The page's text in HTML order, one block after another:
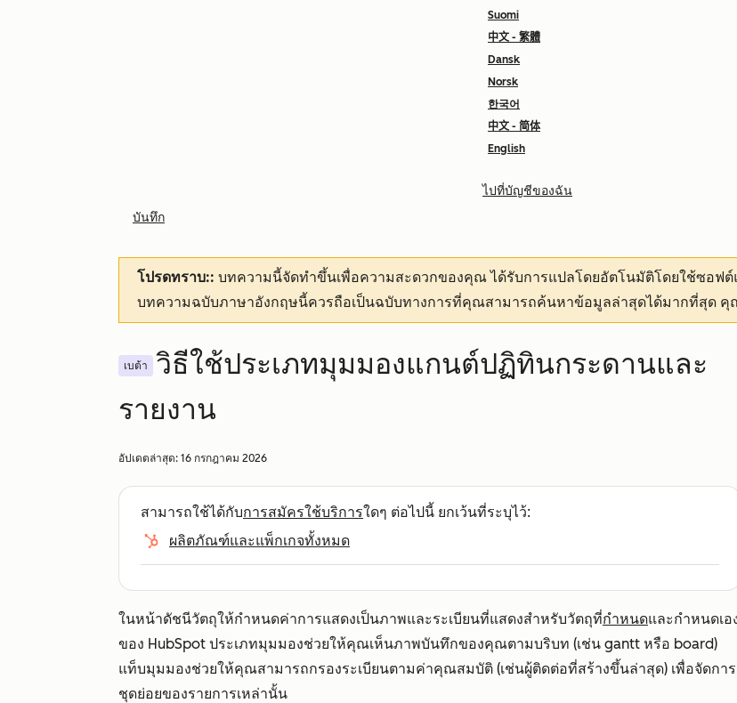
Suomi
中文 - 繁體
Dansk
Norsk
한국어
中文 - 简体
English
ไปที่บัญชีของฉัน
บันทึก
โปรดทราบ:: บทความนี้จัดทำขึ้นเพื่อความสะดวกของคุณได้รับการแปลโดยอัตโนมัติโดยใช้ซอฟ
บทความฉบับภาษาอังกฤษนี้ควรถือเป็นฉบับทางการที่คุณสามารถค้นหาข้อมูลล่าสุดได้มากที่สุด คุ
เบต้า
วิธีใช้ประเภทมุมมองแกนต์ปฏิทินกระดานและ
รายงาน
อัปเดตล่าสุด: 16 กรกฎาคม 2026
สามารถใช้ได้กับการสมัครใช้บริการใดๆ ต่อไปนี้ ยกเว้นที่ระบุไว้:
ผลิตภัณฑ์และแพ็กเกจทั้งหมด
ในหน้าดัชนีวัตถุให้กำหนดค่าการแสดงเป็นภาพและระเบียนที่แสดงสำหรับวัตถุที่กำหนดและกำหนดเอ
ของ HubSpot ประเภทมุมมองช่วยให้คุณเห็นภาพบันทึกของคุณตามบริบท (เช่น gantt หรือ board)
แท็บมุมมองช่วยให้คุณสามารถกรองระเบียนตามค่าคุณสมบัติ (เช่นผู้ติดต่อที่สร้างขึ้นล่าสุด) เพื่อจัดการ
ชุดย่อยของรายการเหล่านั้น